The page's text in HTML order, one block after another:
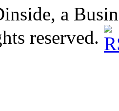
a
reserved.